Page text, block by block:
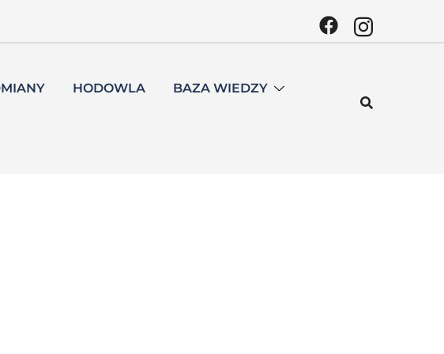
HODOWLA
BAZA WIEDZY